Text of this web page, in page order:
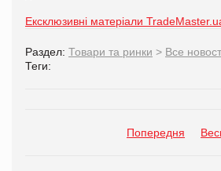
Ексклюзивні матеріали
Раздел: Товари та ринки > Все
Теги:
Попередня